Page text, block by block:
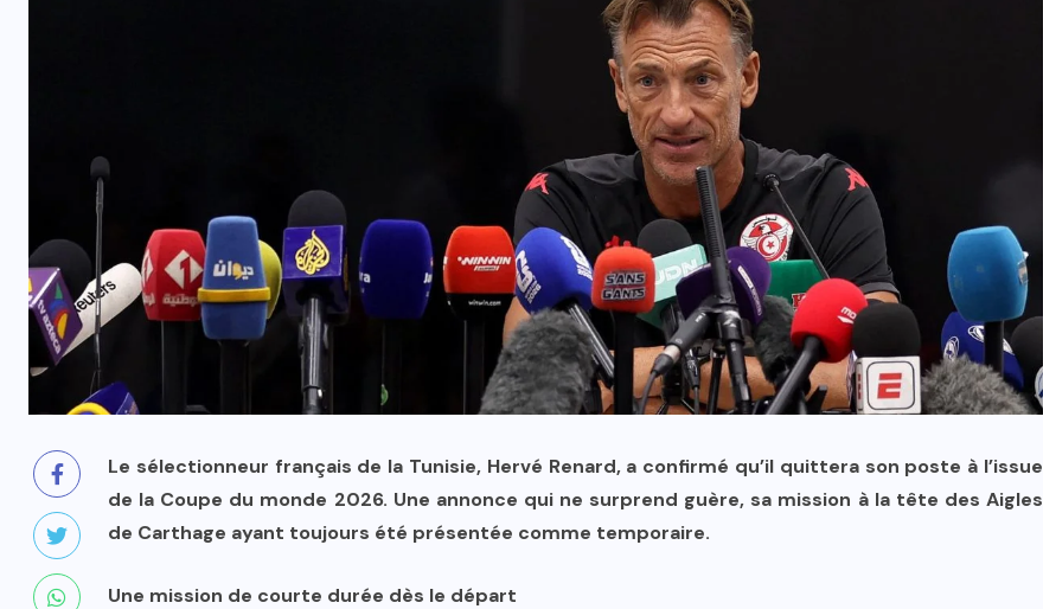
Le sélectionneur français de la Tunisie, Hervé Renard, a confirmé qu’il quittera son poste à l’issue
de la Coupe du monde 2026. Une annonce qui ne surprend guère, sa mission à la tête des Aigles
de Carthage ayant toujours été présentée comme temporaire.
Une mission de courte durée dès le départ